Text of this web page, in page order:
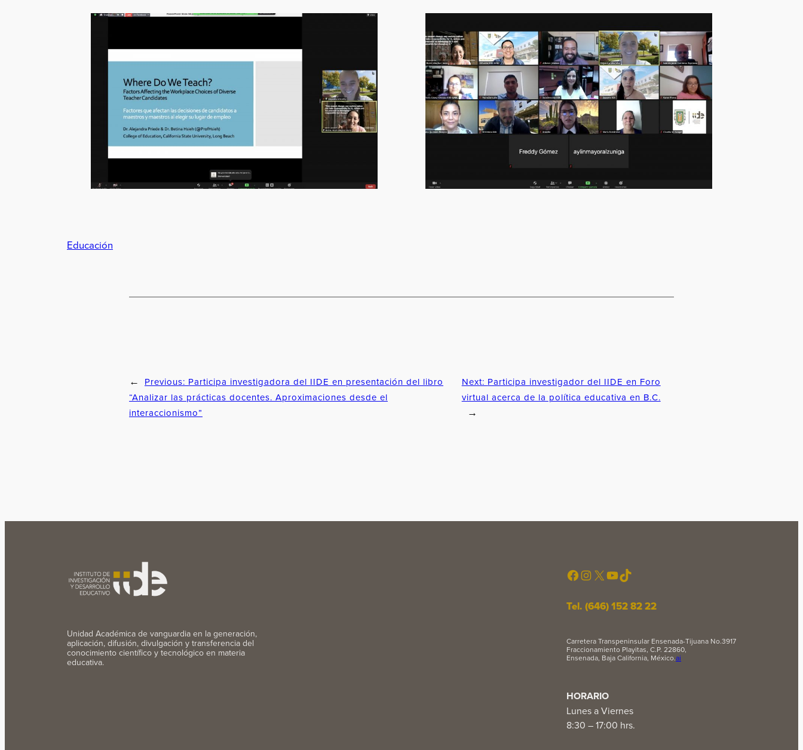
Educación
← Previous: Participa investigadora del IIDE en presentación del libro
“Analizar las prácticas docentes. Aproximaciones desde el
interaccionismo”
Next: Participa investigador del IIDE en Foro
virtual acerca de la política educativa en B.C.
→
Unidad Académica de vanguardia en la generación,
aplicación, difusión, divulgación y transferencia del
conocimiento científico y tecnológico en materia
educativa.
Facebook Instagram X YouTube TikTok
Tel. (646) 152 82 22
Carretera Transpeninsular Ensenada-Tijuana No.3917
Fraccionamiento Playitas, C.P. 22860,
Ensenada, Baja California, México.ai
HORARIO
Lunes a Viernes
8:30 – 17:00 hrs.